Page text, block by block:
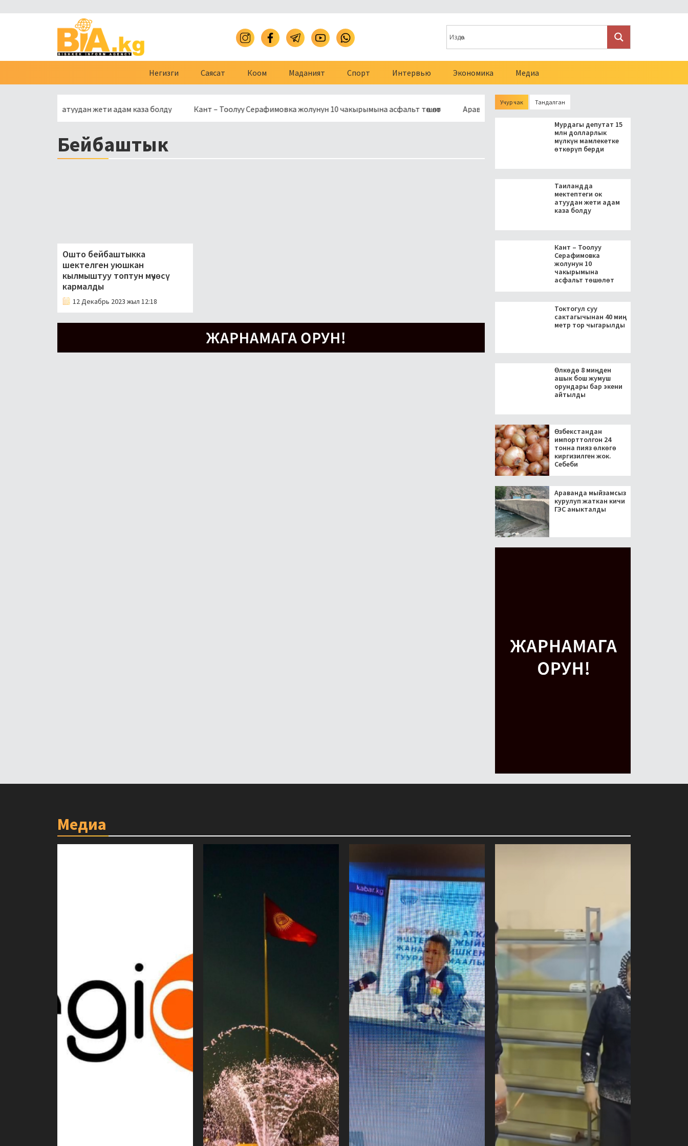
Негизги Саясат Коом Маданият Спорт Интервью Экономика Медиа
ок атуудан жети адам каза болду Кант – Тоолуу Серафимовка жолунун 10 чакырымына асфальт төшөлөт Араванда мыйзамсыз курулуп жаткан кичи ГЭС аныкталды
Бейбаштык
Ошто бейбаштыкка
шектелген уюшкан
кылмыштуу топтун мүчөсү
кармалды
12 Декабрь 2023 жыл 12:18
Учур чак Тандалган
Мурдагы депутат 15
млн долларлык
мүлкүн мамлекетке
өткөрүп берди
Таиландда
мектептеги ок
атуудан жети адам
каза болду
Кант – Тоолуу
Серафимовка
жолунун 10
чакырымына
асфальт төшөлөт
Токтогул суу
сактагычынан 40 миң
метр тор чыгарылды
Өлкөдө 8 миңден
ашык бош жумуш
орундары бар экени
айтылды
Өзбекстандан
импорттолгон 24
тонна пияз өлкөгө
киргизилген жок.
Себеби
Араванда мыйзамсыз
курулуп жаткан кичи
ГЭС аныкталды
Медиа